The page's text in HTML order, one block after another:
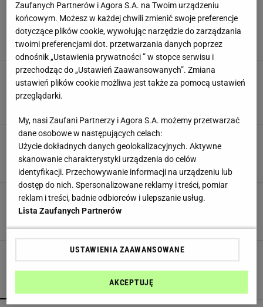
Pasta jajeczna Magdy Gessler z Kuchennych
rewolucji to hit w menu. Jej sekret tkwi nie
tylko w jajkach
GESSLER JAJKA MAGDA GESSLER
Magda Gessler podzieliła się przepisem, bez
którego nie wyobraża sobie świąt. Ważny
Magda Gessler pokazała zdjęcie z pierwszą
miłością. "Sąsiad z ulicy Brzozowej"
GESSLER GWIAZDY KUCHNIA
Grzyby w occie Gesslerowej. Jak się zabrać za
grzybowy klasyk? [PRZEPIS]
Zaufanych Partnerów i Agora S.A. na Twoim urządzeniu
końcowym. Możesz w każdej chwili zmienić swoje preferencje
dotyczące plików cookie, wywołując narzędzie do zarządzania
twoimi preferencjami dot. przetwarzania danych poprzez
odnośnik „Ustawienia prywatności ” w stopce serwisu i
przechodząc do „Ustawień Zaawansowanych”. Zmiana
ustawień plików cookie możliwa jest także za pomocą ustawień
przeglądarki.
My, nasi Zaufani Partnerzy i Agora S.A. możemy przetwarzać
dane osobowe w następujących celach:
Użycie dokładnych danych geolokalizacyjnych. Aktywne
skanowanie charakterystyki urządzenia do celów
identyfikacji. Przechowywanie informacji na urządzeniu lub
dostęp do nich. Spersonalizowane reklamy i treści, pomiar
reklam i treści, badnie odbiorców i ulepszanie usług.
Lista Zaufanych Partnerów
USTAWIENIA ZAAWANSOWANE
AKCEPTUJĘ